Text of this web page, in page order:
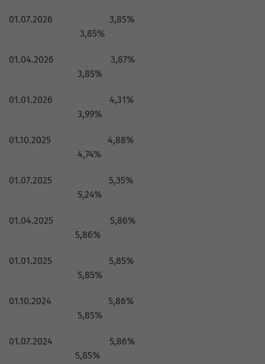
01.07.2026 3,85%
3,85%
01.04.2026 3,87%
3,85%
01.01.2026 4,31%
3,99%
01.10.2025 4,88%
4,74%
01.07.2025 5,35%
5,24%
01.04.2025 5,86%
5,86%
01.01.2025 5,85%
5,85%
01.10.2024 5,86%
5,85%
01.07.2024 5,86%
5,85%